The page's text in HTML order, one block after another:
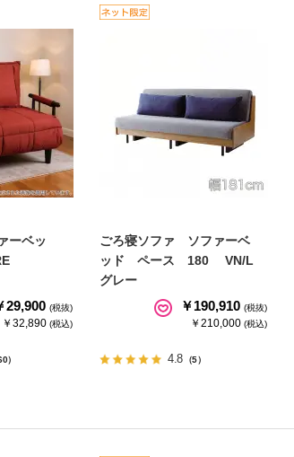
ーベッ
29,900 (税抜)
￥32,890 (税込)
）
ごろ寝ソファ ソファーベ
ッド ペース 180 VN/L
グレー
￥190,910 (税抜)
￥210,000 (税込)
4.8 （5）